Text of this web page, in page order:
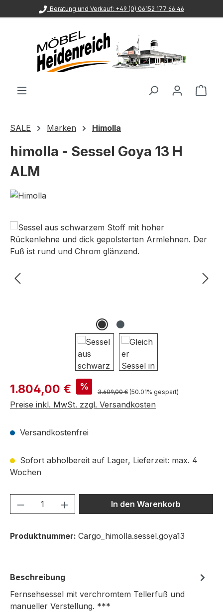
Zum Hauptinhalt springen
Beratung und Verkauf: +49 (0) 06152 177 66 46
SALE Marken Himolla
himolla - Sessel Goya 13 H
ALM
Bildergalerie überspringen
Verkaufspreis:
1.804,00 € % Regulärer Preis:
3.609,00 € (50.01% gespart)
Preise inkl. MwSt. zzgl. Versandkosten
Versandkostenfrei
Sofort abholbereit auf Lager, Lieferzeit: max. 4
Wochen
Produkt Anzahl: Gib denIn den Warenkorb
Produktnummer: Cargo_himolla.sessel.goya13
Beschreibung
Fernsehsessel mit verchromtem Tellerfuß und
manueller Verstellung. ***